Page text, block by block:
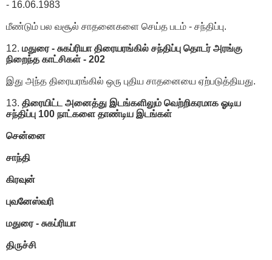
- 16.06.1983
மீண்டும் பல வசூல் சாதனைகளை செய்த படம் - சந்திப்பு.
12. மதுரை - சுகப்ரியா திரையரங்கில் சந்திப்பு தொடர் அரங்கு
நிறைந்த காட்சிகள் - 202
இது அந்த திரையரங்கில் ஒரு புதிய சாதனையை ஏற்படுத்தியது.
13. திரையிட்ட அனைத்து இடங்களிலும் வெற்றிகரமாக ஓடிய
சந்திப்பு 100 நாட்களை தாண்டிய இடங்கள்
சென்னை
சாந்தி
கிரவுன்
புவனேஸ்வரி
மதுரை - சுகப்ரியா
திருச்சி